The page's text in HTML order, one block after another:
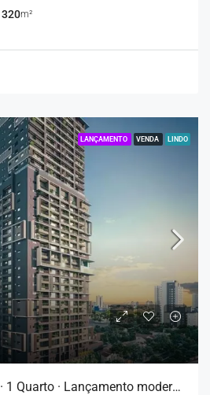
320m²
LANÇAMENTO VENDA LINDO
Apartamento · 47m² · 1 Quarto · Lançamento moderno – Goiânia